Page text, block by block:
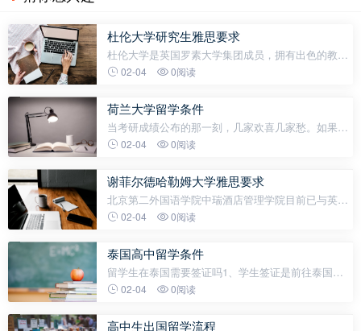
杜伦大学研究生雅思要求
杜伦大学是英国罗素大学集团成员，拥有出色的教学
和研究实力，申请该校研究生需要满足学术、语言等
学术要求：获得英国大学的二等
02-04 0阅读
荷兰大学留学条件
当考研成绩公布的那一刻，几家欢喜几家愁。如果你
对考研结果不甚满意，别灰心，人生的赛道从不只一
兰留学申请。也许你正疑惑，现在
02-04 0阅读
谢菲尔德哈勒姆大学雅思要求
北京第二外国语学院中瑞酒店管理学院目前已与英
国、美国、加拿大、瑞士、新西兰、新加坡等16个国
多所院校。各合作院校本科双
02-04 0阅读
泰国高中留学条件
留学生在泰国需要签证吗1、学生签证是前往泰国留
学或接受语言培训的留学生所需的签证类型。持有学
要提供录取通知书、学校
02-04 0阅读
高中生出国留学流程